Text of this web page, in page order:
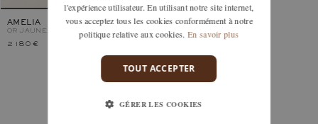
AMELIA
OR JAUNE, TOURMALINE
2 180 €
Vous avez vu 1 modèles sur 27
l'expérience utilisateur. En utilisant notre site internet,
vous acceptez tous les cookies conformément à notre
politique relative aux cookies. En savoir plus
TOUT ACCEPTER
GÉRER LES COOKIES